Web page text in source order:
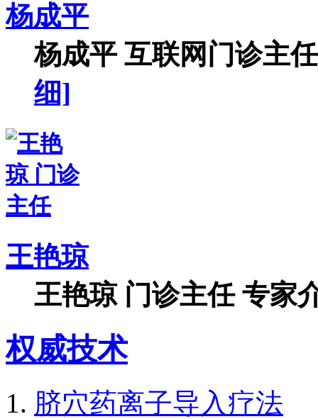
杨成平
杨成平 互联网门诊主
细]
王艳琼
王艳琼 门诊主任 专家
权威技术
脐穴药离子导入疗法